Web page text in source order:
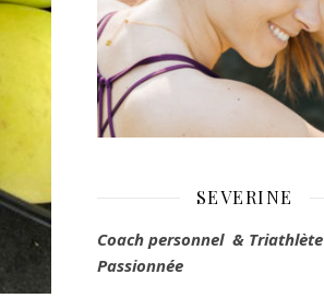
SEVERINE
Coach personnel & Triathlète
Passionnée